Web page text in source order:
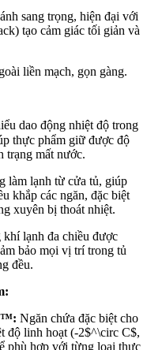
sang trọng, hiện đại với
tạo cảm giác tối giản và
liền mạch, gọn gàng.
dao động nhiệt độ trong
thực phẩm giữ được độ
trạng mất nước.
làm lạnh từ cửa tủ, giúp
khắp các ngăn, đặc biệt
xuyên bị thoát nhiệt.
khí lạnh đa chiều được
bảo mọi vị trí trong tủ
đều.
Ngăn chứa đặc biệt cho
độ linh hoạt (-2$^\circ C$,
phù hợp với từng loại thực